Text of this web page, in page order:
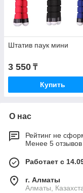
Штатив паук мини
3 550 ₸
Купить
О нас
Рейтинг не
Менее 5
Работает с
г. Алматы
Алматы,